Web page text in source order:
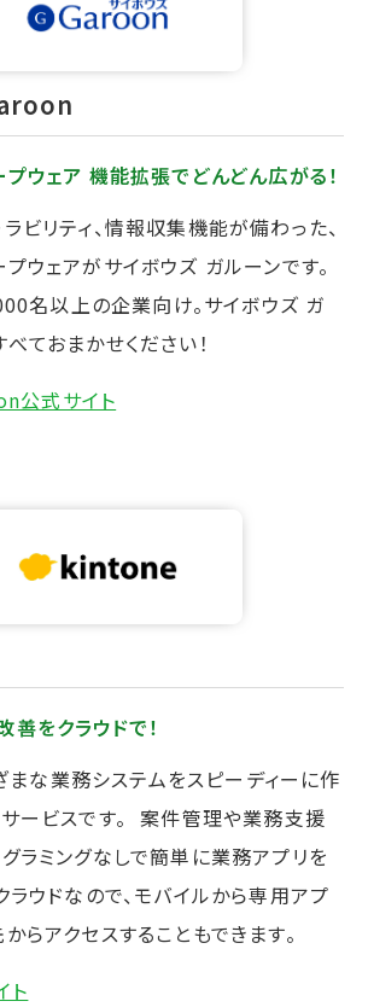
ウェア 機能拡張でどんどん広がる！
ビリティ、情報収集機能が備わった、
ウェアがサイボウズ ガルーンです。
名以上の企業向け。サイボウズ ガ
ておまかせください！
公式サイト
をクラウドで！
な業務システムをスピーディーに作
ービスです。 案件管理や業務支援
ラミングなしで簡単に業務アプリを
ウドなので、モバイルから専用アプ
らアクセスすることもできます。
ト